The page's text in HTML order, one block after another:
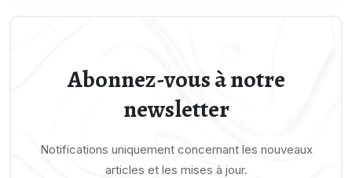
Abonnez-vous à notre
newsletter
Notifications uniquement concernant les nouveaux
articles et les mises à jour.